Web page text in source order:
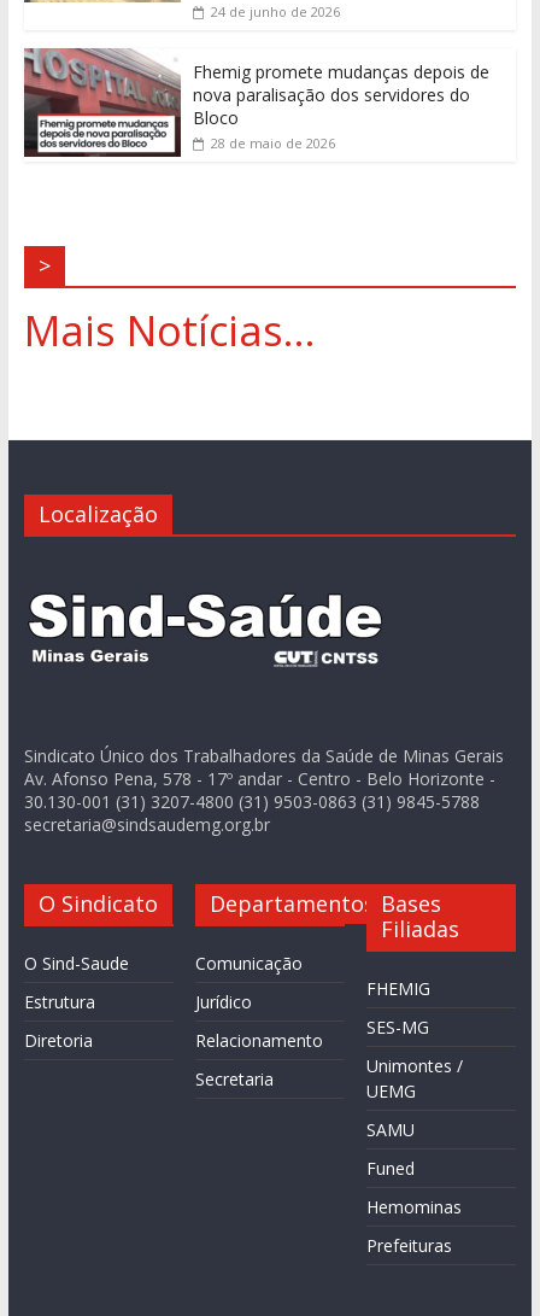
24 de junho de 2026
Fhemig promete mudanças depois de
nova paralisação dos servidores do
Bloco
28 de maio de 2026
>
Mais Notícias...
Localização
Sindicato Único dos Trabalhadores da Saúde de Minas Gerais
Av. Afonso Pena, 578 - 17º andar - Centro - Belo Horizonte -
30.130-001 (31) 3207-4800 (31) 9503-0863 (31) 9845-5788
secretaria@sindsaudemg.org.br
O Sindicato
O Sind-Saude
Estrutura
Diretoria
Departamentos
Comunicação
Jurídico
Relacionamento
Secretaria
Bases
Filiadas
FHEMIG
SES-MG
Unimontes /
UEMG
SAMU
Funed
Hemominas
Prefeituras